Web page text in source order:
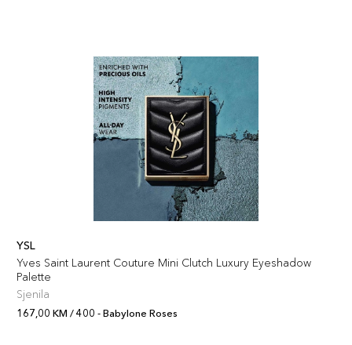
YSL
Yves Saint Laurent Couture Mini Clutch Luxury Eyeshadow
Palette
Sjenila
167,00 KM / 400 - Babylone Roses